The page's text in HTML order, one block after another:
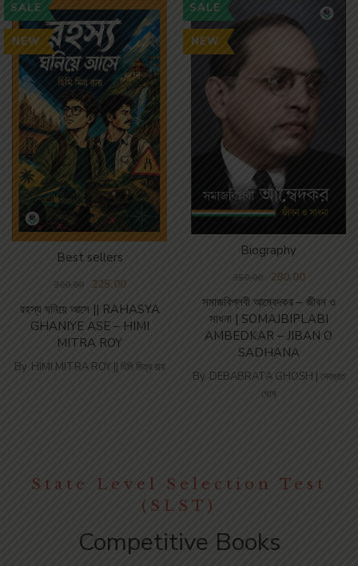
SALE
NEW
রহস্য ঘনিয়ে আসে || RAHASYA
GHANIYE ASE – HIMI
MITRA ROY
Best sellers
300.00 225.00
By HIMI MITRA ROY || হিমি মিত্র রায়
SALE
NEW
সমাজবিপ্লবী আম্বেদকর – জীবন ও
সাধনা | SOMAJBIPLABI
AMBEDKAR – JIBAN O
SADHANA
Biography
350.00 280.00
By DEBABRATA GHOSH | দেবব্রত
ঘোষ
State Level Selection Test
(SLST)
Competitive Books